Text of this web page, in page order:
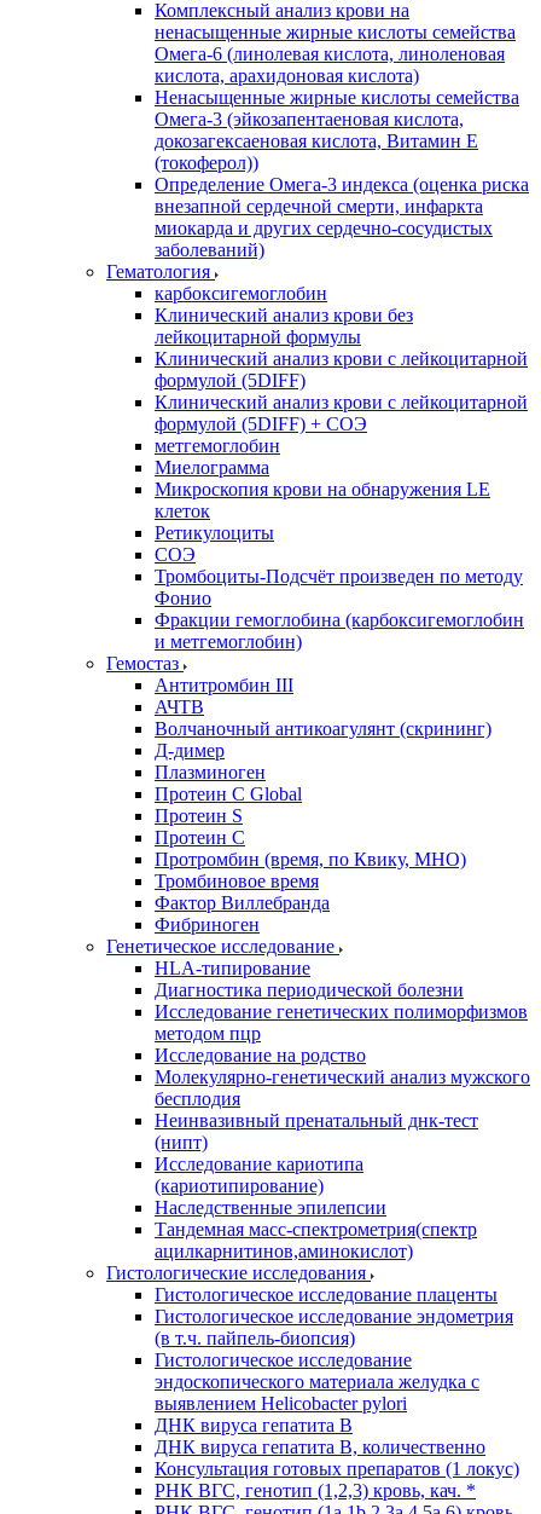
Комплексный анализ крови на
ненасыщенные жирные кислоты семейства
Омега-6 (линолевая кислота, линоленовая
кислота, арахидоновая кислота)
Ненасыщенные жирные кислоты семейства
Омега-3 (эйкозапентаеновая кислота,
докозагексаеновая кислота, Витамин E
(токоферол))
Определение Омега-3 индекса (оценка риска
внезапной сердечной смерти, инфаркта
миокарда и других сердечно-сосудистых
заболеваний)
Гематология
карбоксигемоглобин
Клинический анализ крови без
лейкоцитарной формулы
Клинический анализ крови с лейкоцитарной
формулой (5DIFF)
Клинический анализ крови с лейкоцитарной
формулой (5DIFF) + СОЭ
метгемоглобин
Миелограмма
Микроскопия крови на обнаружения LE
клеток
Ретикулоциты
СОЭ
Тромбоциты-Подсчёт произведен по методу
Фонио
Фракции гемоглобина (карбоксигемоглобин
и метгемоглобин)
Гемостаз
Антитромбин III
АЧТВ
Волчаночный антикоагулянт (скрининг)
Д-димер
Плазминоген
Протеин C Global
Протеин S
Протеин С
Протромбин (время, по Квику, МНО)
Тромбиновое время
Фактор Виллебранда
Фибриноген
Генетическое исследование
HLA-типирование
Диагностика периодической болезни
Исследование генетических полиморфизмов
методом пцр
Исследование на родство
Молекулярно-генетический анализ мужского
бесплодия
Неинвазивный пренатальный днк-тест
(нипт)
Исследование кариотипа
(кариотипирование)
Наследственные эпилепсии
Тандемная масс-спектрометрия(спектр
ацилкарнитинов,аминокислот)
Гистологические исследования
Гистологическое исследование плаценты
Гистологическое исследование эндометрия
(в т.ч. пайпель-биопсия)
Гистологическое исследование
эндоскопического материала желудка с
выявлением Helicobacter pylori
ДНК вируса гепатита B
ДНК вируса гепатита B, количественно
Консультация готовых препаратов (1 локус)
РНК ВГC, генотип (1,2,3) кровь, кач. *